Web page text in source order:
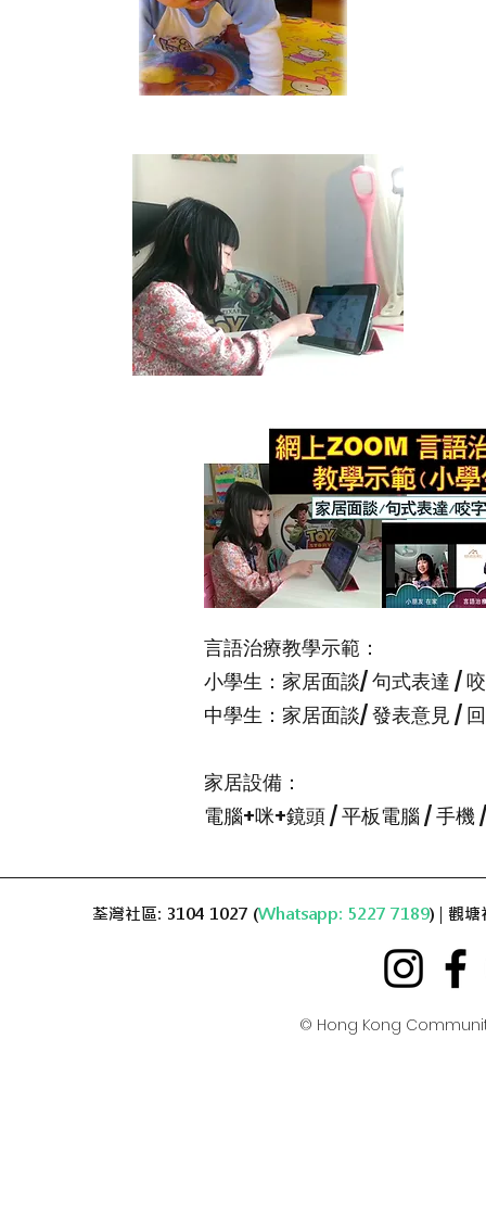
言語治療教學示範：
小學生：家居面談/ 句式表達 /
中學生：家居面談/ 發表意見 /
家居設備：
電腦+咪+鏡頭 / 平板電腦 / 手
荃灣社區: 3104 1027 (Whatsapp: 5227 7189) | 觀
© Hong Kong